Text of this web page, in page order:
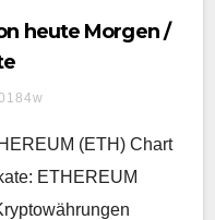
heute Morgen /
(ETH) Chart
ETHEREUM